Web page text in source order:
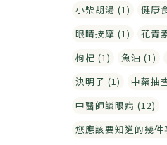
小柴胡湯 (1)
健康
眼睛按摩 (1)
花青
枸杞 (1)
魚油 (1)
決明子 (1)
中藥抽
中醫師談眼病 (12)
您應該要知道的幾件